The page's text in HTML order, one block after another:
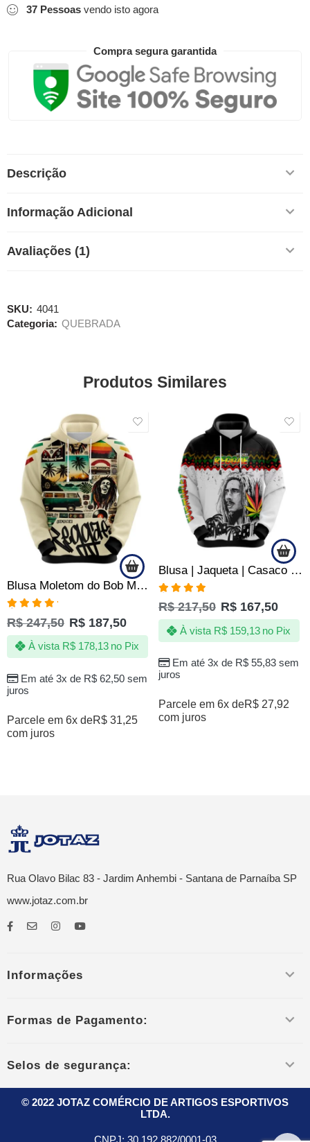
37 Pessoas vendo isto agora
Compra segura garantida
Descrição
Informação Adicional
Avaliações (1)
SKU: 4041
Categoria: QUEBRADA
Produtos Similares
Blusa Moletom do Bob Marley Reggae Rastafari Jamaica – Lembranças
Avaliação
5.00de 5
R$247,50 R$ 187,50
Em até 3x de R$62,50sem
juros
À vista R$178,13 no Pix
Parcele em 6x deR$ 31,25
com juros
Blusa | Jaqueta | Casaco Bob Marley Reggae Rastafari Jamaica
Avaliação
4.75de 5
R$217,50 R$ 167,50
Em até 3x de R$55,83sem
juros
À vista R$159,13 no Pix
Parcele em 6x deR$ 27,92
com juros
Rua Olavo Bilac 83 - Jardim Anhembi - Santana de Parnaíba SP
www.jotaz.com.br
Informações
Formas de Pagamento:
Selos de segurança:
© 2022 JOTAZ COMÉRCIO DE ARTIGOS ESPORTIVOS
LTDA.